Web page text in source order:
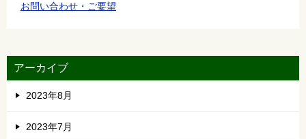
お問い合わせ・ご要望
アーカイブ
2023年8月
2023年7月